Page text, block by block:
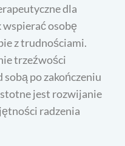
dla
wspierać osobę
z trudnościami.
trzeźwości
po zakończeniu
jest rozwijanie
radzenia